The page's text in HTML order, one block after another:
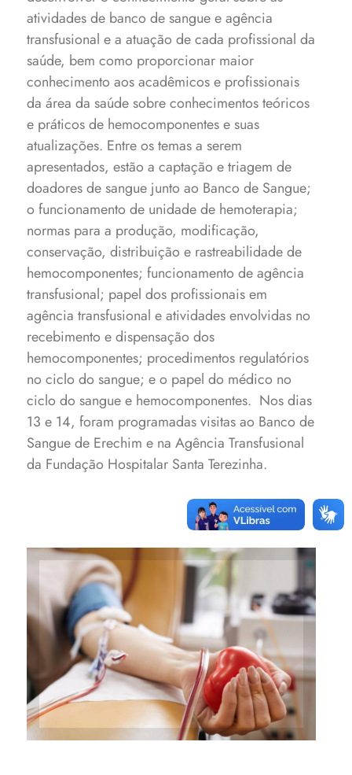
atividades de banco de sangue e agência
transfusional e a atuação de cada profissional da
saúde, bem como proporcionar maior
conhecimento aos acadêmicos e profissionais
da área da saúde sobre conhecimentos teóricos
e práticos de hemocomponentes e suas
atualizações. Entre os temas a serem
apresentados, estão a captação e triagem de
doadores de sangue junto ao Banco de Sangue;
o funcionamento de unidade de hemoterapia;
normas para a produção, modificação,
conservação, distribuição e rastreabilidade de
hemocomponentes; funcionamento de agência
transfusional; papel dos profissionais em
agência transfusional e atividades envolvidas no
recebimento e dispensação dos
hemocomponentes; procedimentos regulatórios
no ciclo do sangue; e o papel do médico no
ciclo do sangue e hemocomponentes. Nos dias
13 e 14, foram programadas visitas ao Banco de
Sangue de Erechim e na Agência Transfusional
da Fundação Hospitalar Santa Terezinha.
Curso visa promover
conhecimentos a respeito da
doação de sangue